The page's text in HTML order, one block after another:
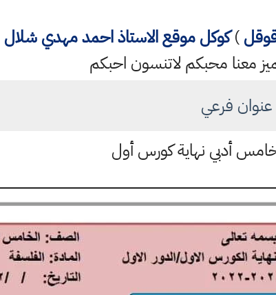
)كوكل موقع الاستاذ احمد مهدي شلال
معنا محبكم لاتنسون احبكم
عنوان فرعي
أدبي نهاية كورس أول